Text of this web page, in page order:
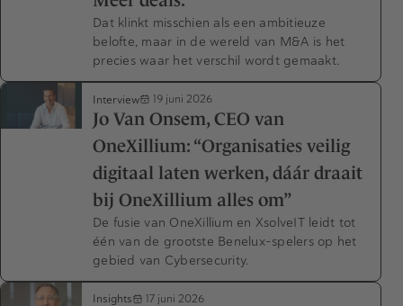
Dat klinkt misschien als een ambitieuze
belofte, maar in de wereld van M&A is het
precies waar het verschil wordt gemaakt.
Interview 19 juni 2026
Jo Van Onsem, CEO van
OneXillium: “Organisaties veilig
digitaal laten werken, dáár draait
bij OneXillium alles om”
De fusie van OneXillium en XsolveIT leidt tot
één van de grootste Benelux-spelers op het
gebied van Cybersecurity.
Insights 17 juni 2026